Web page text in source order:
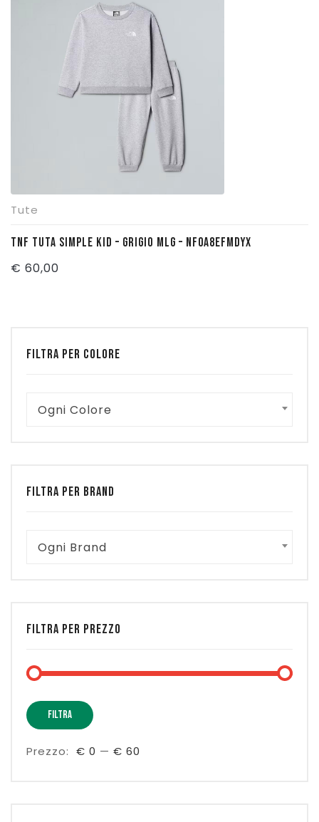
Tute
TNF TUTA SIMPLE KID – GRIGIO MLG – NF0A8EFMDYX
€ 60,00
FILTRA PER COLORE
Ogni Colore
FILTRA PER BRAND
Ogni Brand
FILTRA PER PREZZO
FILTRA
Prezzo: € 0 — € 60